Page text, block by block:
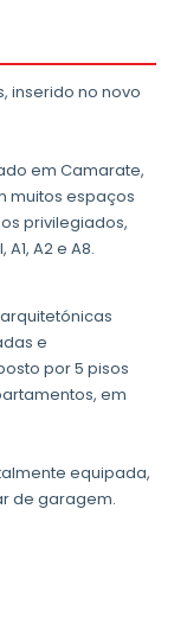
inserido no novo
em Camarate,
muitos espaços
privilegiados,
A2 e A8.
e
por 5 pisos
em
equipada,
de garagem.